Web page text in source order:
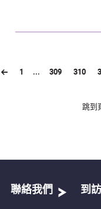
1 ... 309 310
跳到
聯絡我們 到